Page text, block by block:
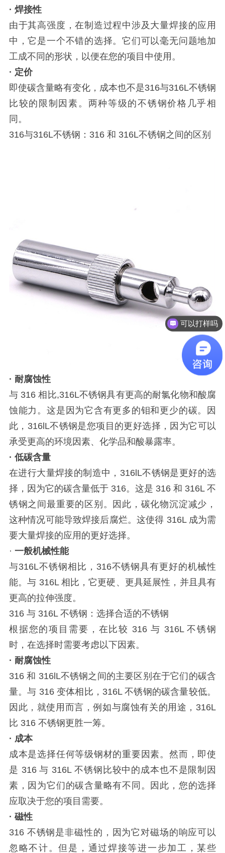
· 焊接性
由于其高强度，在制造过程中涉及大量焊接的应用
中，它是一个不错的选择。它们可以毫无问题地加
工成不同的形状，以便在您的项目中使用。
· 定价
即使碳含量略有变化，成本也不是316与316L不锈钢
比较的限制因素。两种等级的不锈钢价格几乎相
同。
316与316L不锈钢：316 和 316L不锈钢之间的区别
· 耐腐蚀性
与 316 相比,316L不锈钢具有更高的耐氯化物和酸腐
蚀能力。这是因为它含有更多的钼和更少的碳。因
此，316lL不锈钢是您项目的更好选择，因为它可以
承受更高的环境因素、化学品和酸暴露率。
· 低碳含量
在进行大量焊接的制造中，316lL不锈钢是更好的选
择，因为它的碳含量低于 316。这是 316 和 316L 不
锈钢之间最重要的区别。因此，碳化物沉淀减少，
这种情况可能导致焊接后腐烂。这使得 316L 成为需
要大量焊接的应用的更好选择。
· 一般机械性能
与316L不锈钢相比，316不锈钢具有更好的机械性
能。与 316L 相比，它更硬、更具延展性，并且具有
更高的拉伸强度。
316 与 316L 不锈钢：选择合适的不锈钢
根据您的项目需要，在比较 316 与 316L 不锈钢
时，在选择时需要考虑以下因素。
· 耐腐蚀性
316 和 316lL不锈钢之间的主要区别在于它们的碳含
量。与 316 变体相比，316L 不锈钢的碳含量较低。
因此，就使用而言，例如与腐蚀有关的用途，316L
比 316 不锈钢更胜一筹。
· 成本
成本是选择任何等级钢材的重要因素。然而，即使
是 316 与 316L 不锈钢比较中的成本也不是限制因
素，因为它们的碳含量略有不同。因此，您的选择
应取决于您的项目需要。
· 磁性
316 不锈钢是非磁性的，因为它对磁场的响应可以
忽略不计。但是，通过焊接等进一步加工，某些
可以打样吗